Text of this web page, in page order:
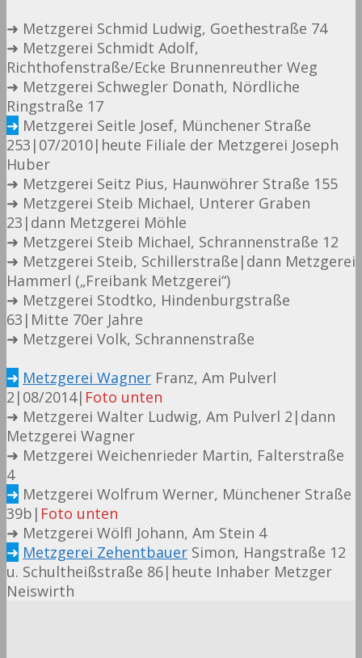
➜ Metzgerei Schmid Ludwig, Goethestraße 74
➜ Metzgerei Schmidt Adolf,
Richthofenstraße/Ecke Brunnenreuther Weg
➜ Metzgerei Schwegler Donath, Nördliche
Ringstraße 17
➜ Metzgerei Seitle Josef, Münchener Straße
253|07/2010|heute Filiale der Metzgerei Joseph
Huber
➜ Metzgerei Seitz Pius, Haunwöhrer Straße 155
➜ Metzgerei Steib Michael, Unterer Graben
23|dann Metzgerei Möhle
➜ Metzgerei Steib Michael, Schrannenstraße 12
➜ Metzgerei Steib, Schillerstraße|dann Metzgerei
Hammerl („Freibank Metzgerei“)
➜ Metzgerei Stodtko, Hindenburgstraße
63|Mitte 70er Jahre
➜ Metzgerei Volk, Schrannenstraße
➜ Metzgerei Wagner Franz, Am Pulverl
2|08/2014| Foto unten
➜ Metzgerei Walter Ludwig, Am Pulverl 2|dann
Metzgerei Wagner
➜ Metzgerei Weichenrieder Martin, Falterstraße
4
➜ Metzgerei Wolfrum Werner, Münchener Straße
39b| Foto unten
➜ Metzgerei Wölfl Johann, Am Stein 4
➜ Metzgerei Zehentbauer Simon, Hangstraße 12
u. Schultheißstraße 86|heute Inhaber Metzger
Neiswirth